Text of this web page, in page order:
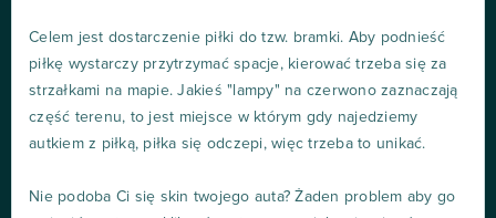
Celem jest dostarczenie piłki do tzw. bramki. Aby podnieść
piłkę wystarczy przytrzymać spacje, kierować trzeba się za
strzałkami na mapie. Jakieś "lampy" na czerwono zaznaczają
część terenu, to jest miejsce w którym gdy najedziemy
autkiem z piłką, piłka się odczepi, więc trzeba to unikać.
Nie podoba Ci się skin twojego auta? Żaden problem aby go